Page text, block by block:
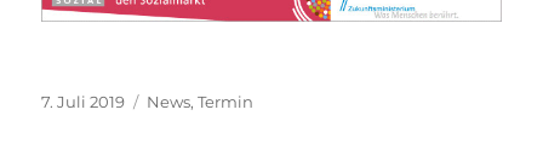
Veröffentlicht
7. Juli 2019 Kategorien
News,Termin